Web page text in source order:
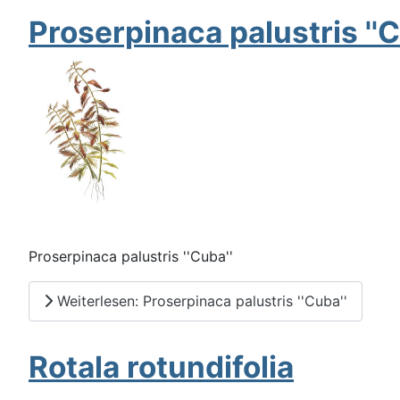
Proserpinaca palustris
Proserpinaca palustris ''Cuba''
Weiterlesen: Proserpinaca palustris ''Cuba''
Rotala rotundifolia